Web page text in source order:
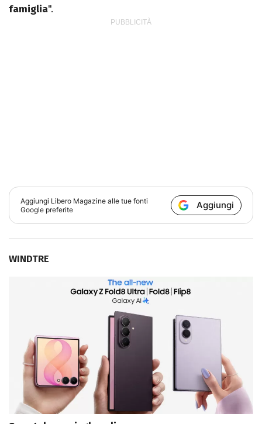
famiglia".
Aggiungi Libero Magazine alle tue fonti
Google preferite
Aggiungi
WINDTRE